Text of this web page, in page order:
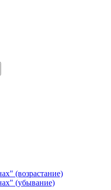
(возрастание)
(убывание)